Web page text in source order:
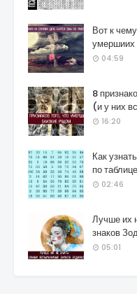
Вот к
04:59
8
(и у них
16:20
Как
по
02:46
Лучше их
знаков
05:01